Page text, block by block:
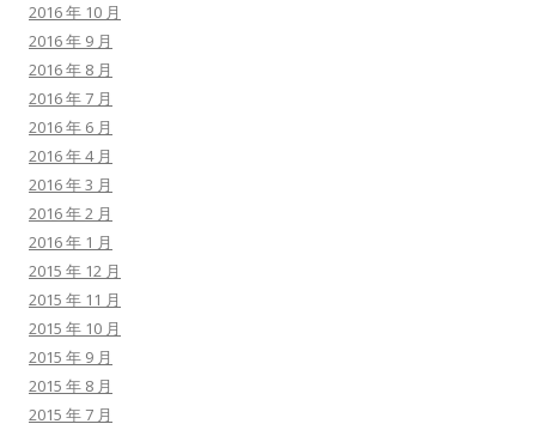
2016 年 10 月
2016 年 9 月
2016 年 8 月
2016 年 7 月
2016 年 6 月
2016 年 4 月
2016 年 3 月
2016 年 2 月
2016 年 1 月
2015 年 12 月
2015 年 11 月
2015 年 10 月
2015 年 9 月
2015 年 8 月
2015 年 7 月